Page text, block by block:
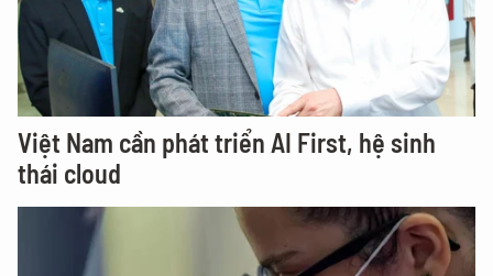
Việt Nam cần phát triển AI First, hệ sinh
thái cloud